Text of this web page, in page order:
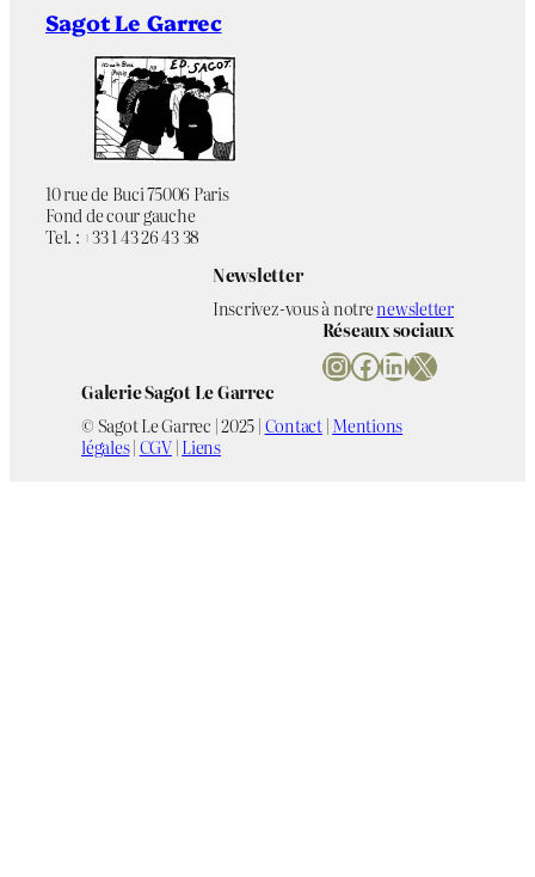
Sagot Le Garrec
10 rue de Buci 75006 Paris
Fond de cour gauche
Tel. : +33 1 43 26 43 38
Newsletter
Inscrivez-vous à notrenewsletter
Réseaux sociaux
InstagramFacebook LinkedIn X
Galerie Sagot Le Garrec
© Sagot Le Garrec | 2025 |Contact|Mentions
légales|CGV|Liens